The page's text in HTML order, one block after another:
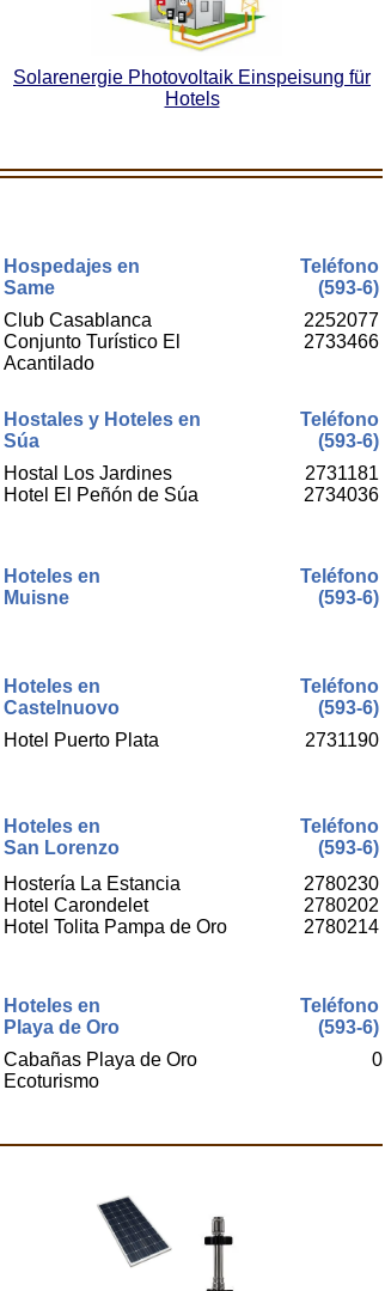
Hospedajes en
Same
Teléfono
(593-6)
Club Casablanca
Conjunto Turístico El
Acantilado
2252077
2733466
Hostales y Hoteles en
Súa
Teléfono
(593-6)
Hostal Los Jardines
Hotel El Peñón de Súa
2731181
2734036
Hoteles en
Muisne
Teléfono
(593-6)
Hoteles en
Castelnuovo
Teléfono
(593-6)
Hotel Puerto Plata
2731190
Hoteles en
San Lorenzo
Teléfono
(593-6)
Hostería La Estancia
Hotel Carondelet
Hotel Tolita Pampa de Oro
2780230
2780202
2780214
Hoteles en
Playa de Oro
Teléfono
(593-6)
Cabañas Playa de Oro
Ecoturismo
0
Solarenergie Photovoltaik Einspeisung für
Hotels